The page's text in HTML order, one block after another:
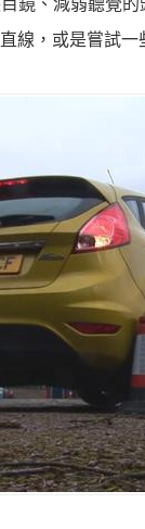
鏡、減弱聽覺
線，或是嘗試